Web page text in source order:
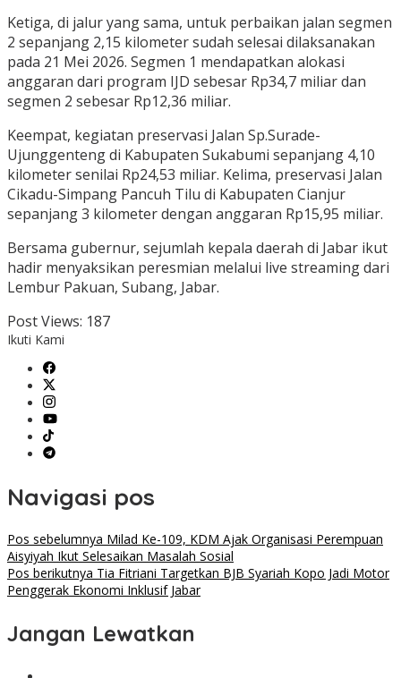
Ketiga, di jalur yang sama, untuk perbaikan jalan segmen
2 sepanjang 2,15 kilometer sudah selesai dilaksanakan
pada 21 Mei 2026. Segmen 1 mendapatkan alokasi
anggaran dari program IJD sebesar Rp34,7 miliar dan
segmen 2 sebesar Rp12,36 miliar.
Keempat, kegiatan preservasi Jalan Sp.Surade-
Ujunggenteng di Kabupaten Sukabumi sepanjang 4,10
kilometer senilai Rp24,53 miliar. Kelima, preservasi Jalan
Cikadu-Simpang Pancuh Tilu di Kabupaten Cianjur
sepanjang 3 kilometer dengan anggaran Rp15,95 miliar.
Bersama gubernur, sejumlah kepala daerah di Jabar ikut
hadir menyaksikan peresmian melalui live streaming dari
Lembur Pakuan, Subang, Jabar.
Post Views: 187
Ikuti Kami
Navigasi pos
Pos sebelumnya Milad Ke-109, KDM Ajak Organisasi Perempuan
Aisyiyah Ikut Selesaikan Masalah Sosial
Pos berikutnya Tia Fitriani Targetkan BJB Syariah Kopo Jadi Motor
Penggerak Ekonomi Inklusif Jabar
Jangan Lewatkan